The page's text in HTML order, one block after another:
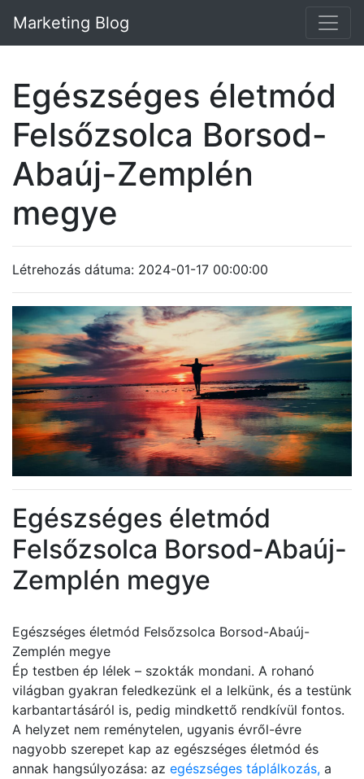
Marketing Blog
Egészséges életmód
Felsőzsolca Borsod-
Abaúj-Zemplén
megye
Létrehozás dátuma: 2024-01-17 00:00:00
Egészséges életmód
Felsőzsolca Borsod-Abaúj-
Zemplén megye
Egészséges életmód Felsőzsolca Borsod-Abaúj-
Zemplén megye
Ép testben ép lélek – szokták mondani. A rohanó
világban gyakran feledkezünk el a lelkünk, és a testünk
karbantartásáról is, pedig mindkettő rendkívül fontos.
A helyzet nem reménytelen, ugyanis évről-évre
nagyobb szerepet kap az egészséges életmód és
annak hangsúlyozása: az egészséges táplálkozás, a